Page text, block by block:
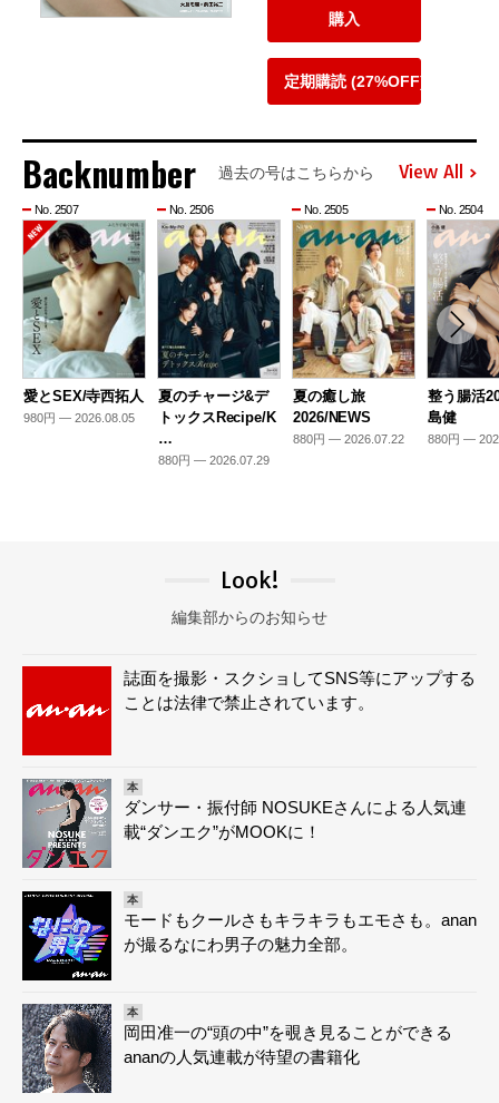
購入
定期購読 (27%OFF)
Backnumber 過去の号はこちらから View All
No. 2507
愛とSEX/寺西拓人
980円 — 2026.08.05
No. 2506
夏のチャージ&デ
トックスRecipe/K
…
880円 — 2026.07.29
No. 2505
夏の癒し旅
2026/NEWS
880円 — 2026.07.22
No. 2504
整う腸活
島健
880円 —
Look!
編集部からのお知らせ
誌面を撮影・スクショしてSNS等にアップする
ことは法律で禁止されています。
本
ダンサー・振付師 NOSUKEさんによる人気連
載“ダンエク”がMOOKに！
本
モードもクールさもキラキラもエモさも。anan
が撮るなにわ男子の魅力全部。
本
岡田准一の“頭の中”を覗き見ることができる
ananの人気連載が待望の書籍化